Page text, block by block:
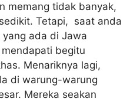
memang tidak banyak,
Tetapi, saat anda
ada di Jawa
begitu
Menariknya lagi,
di warung-warung
Mereka seakan